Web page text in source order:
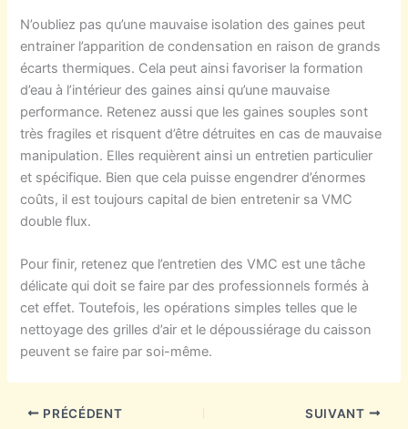
N’oubliez pas qu’une mauvaise isolation des gaines peut
entrainer l’apparition de condensation en raison de grands
écarts thermiques. Cela peut ainsi favoriser la formation
d’eau à l’intérieur des gaines ainsi qu’une mauvaise
performance. Retenez aussi que les gaines souples sont
très fragiles et risquent d’être détruites en cas de mauvaise
manipulation. Elles requièrent ainsi un entretien particulier
et spécifique. Bien que cela puisse engendrer d’énormes
coûts, il est toujours capital de bien entretenir sa VMC
double flux.
Pour finir, retenez que l’entretien des VMC est une tâche
délicate qui doit se faire par des professionnels formés à
cet effet. Toutefois, les opérations simples telles que le
nettoyage des grilles d’air et le dépoussiérage du caisson
peuvent se faire par soi-même.
PRÉCÉDENT SUIVANT